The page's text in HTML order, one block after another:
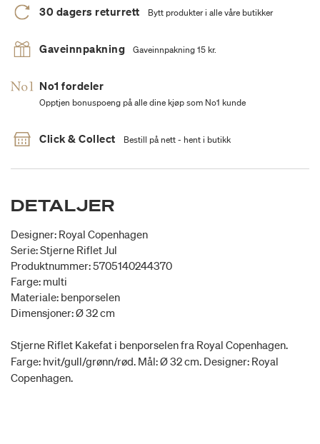
30 dagers returrett Bytt produkter i alle våre butikker
Gaveinnpakning Gaveinnpakning 15 kr.
No1 fordeler
Opptjen bonuspoeng på alle dine kjøp som No1 kunde
Click & Collect Bestill på nett - hent i butikk
DETALJER
Designer: Royal Copenhagen
Serie: Stjerne Riflet Jul
Produktnummer: 5705140244370
Farge: multi
Materiale: benporselen
Dimensjoner: Ø 32 cm
Stjerne Riflet Kakefat i benporselen fra Royal Copenhagen.
Farge: hvit/gull/grønn/rød. Mål: Ø 32 cm. Designer: Royal
Copenhagen.